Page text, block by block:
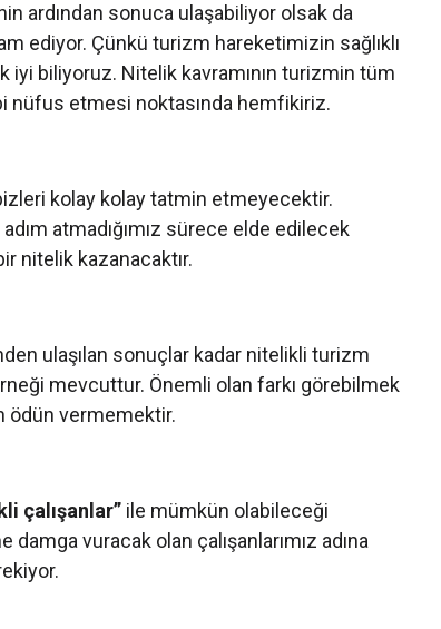
ardından sonuca ulaşabiliyor olsak da
ediyor. Çünkü turizm hareketimizin sağlıklı
biliyoruz. Nitelik kavramının turizmin tüm
nüfus etmesi noktasında hemfikiriz.
kolay kolay tatmin etmeyecektir.
atmadığımız sürece elde edilecek
nitelik kazanacaktır.
ulaşılan sonuçlar kadar nitelikli turizm
mevcuttur. Önemli olan farkı görebilmek
ödün vermemektir.
çalışanlar” ile mümkün olabileceği
vuracak olan çalışanlarımız adına